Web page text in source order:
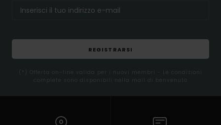
REGISTRARSI
(*) Offerta on-line valida per i nuovi membri - Le condizioni
complete sono disponibili nella mail di benvenuto